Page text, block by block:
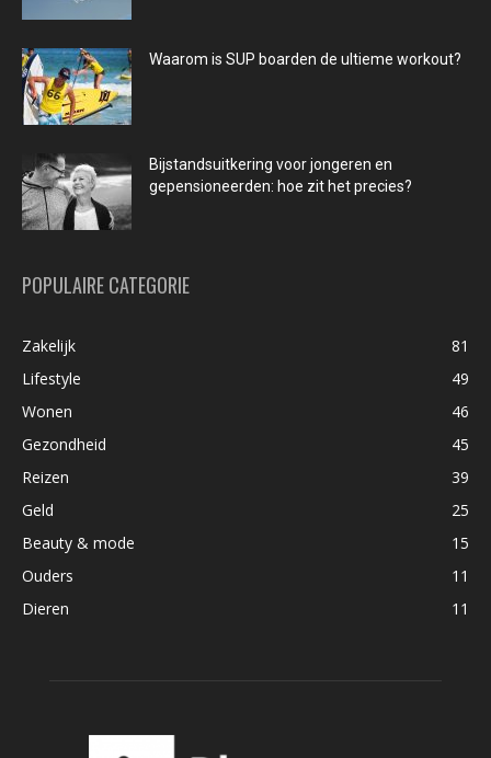
Waarom is SUP boarden de ultieme workout?
Bijstandsuitkering voor jongeren en
gepensioneerden: hoe zit het precies?
POPULAIRE CATEGORIE
Zakelijk
81
Lifestyle
49
Wonen
46
Gezondheid
45
Reizen
39
Geld
25
Beauty & mode
15
Ouders
11
Dieren
11